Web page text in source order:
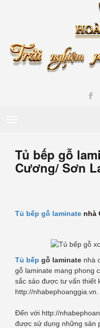
Tủ bếp gỗ
Cương/ Sơn
Tủ bếp gỗ laminate nhà
Tủ bếp gỗ laminate nhà
gỗ laminate mang phong
sắc sảo được tư vấn thiết
http://nhabephoanggia.vn.
Đến với http://
được sử dụng những sản